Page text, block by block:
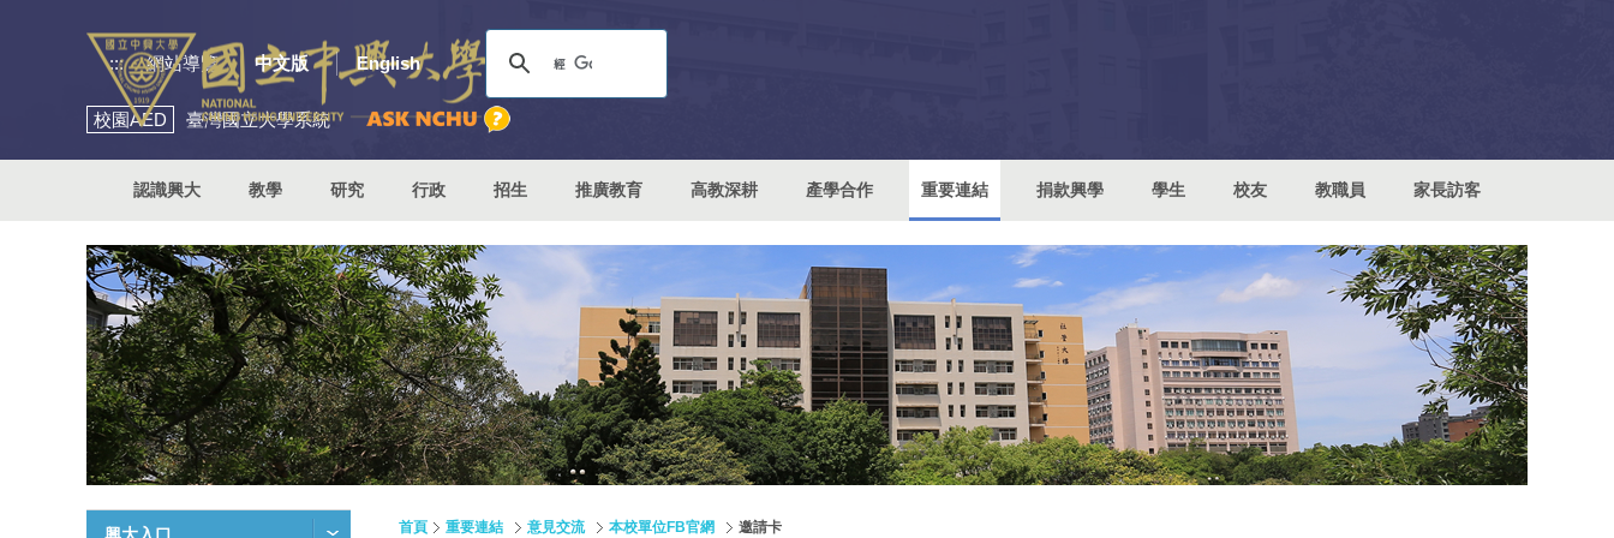
::: 網站導覽 中文版 English
校園AED 臺灣國立大學系統
認識興大 教學 研究 行政 招生 推廣教育 高教深耕 產學合作 重要連結 捐款興學 學生 校友 教職員 家長訪客
首頁 重要連結 意見交流 本校單位FB官網 邀請卡